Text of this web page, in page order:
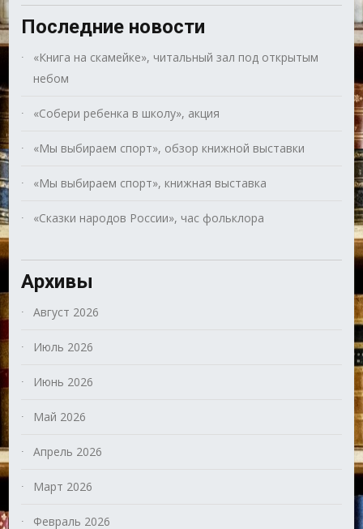
Последние новости
«Книга на скамейке», читальный зал под открытым
небом
«Собери ребенка в школу», акция
«Мы выбираем спорт», обзор книжной выставки
«Мы выбираем спорт», книжная выставка
«Сказки народов России», час фольклора
Архивы
Август 2026
Июль 2026
Июнь 2026
Май 2026
Апрель 2026
Март 2026
Февраль 2026